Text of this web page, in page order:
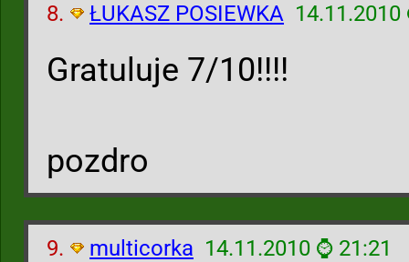
8. ŁUKASZ POSIEWKA 14.11.2010
Gratuluje 7/10!!!!
pozdro
9. multicorka 14.11.2010 ⌚ 21:21